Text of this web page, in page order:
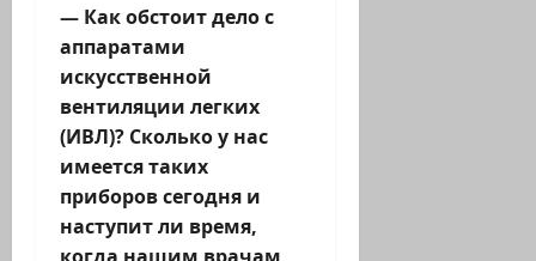
— Как обстоит дело с
аппаратами
искусственной
вентиляции легких
(ИВЛ)? Сколько у нас
имеется таких
приборов сегодня и
наступит ли время,